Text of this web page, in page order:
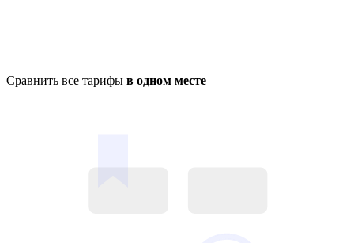
Сравнить все тарифы в одном месте